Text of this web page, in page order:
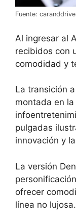
Fuente:
Al ingresar al
recibidos con
comodidad y
La transición
montada en
pulgadas
innovación y
La versión
ofrecer
línea no lujosa.